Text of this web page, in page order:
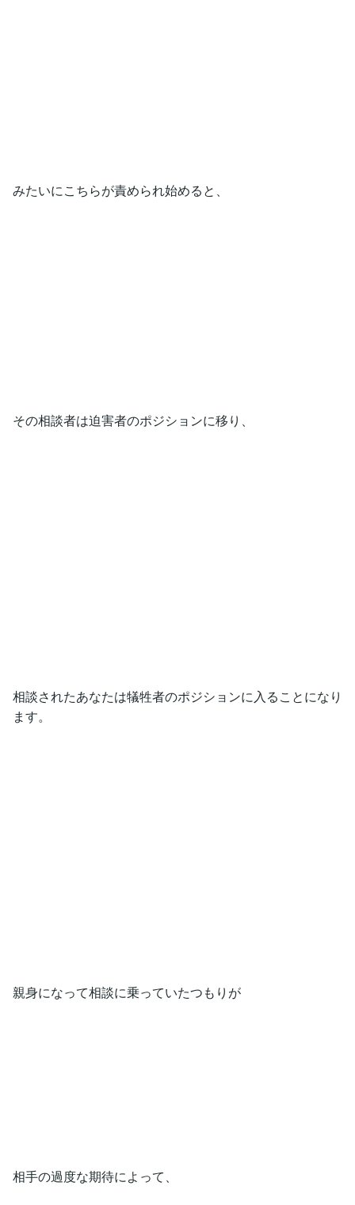
みたいにこちらが責められ始めると、
その相談者は迫害者のポジションに移り、
相談されたあなたは犠牲者のポジションに入ることになり
ます。
親身になって相談に乗っていたつもりが
相手の過度な期待によって、